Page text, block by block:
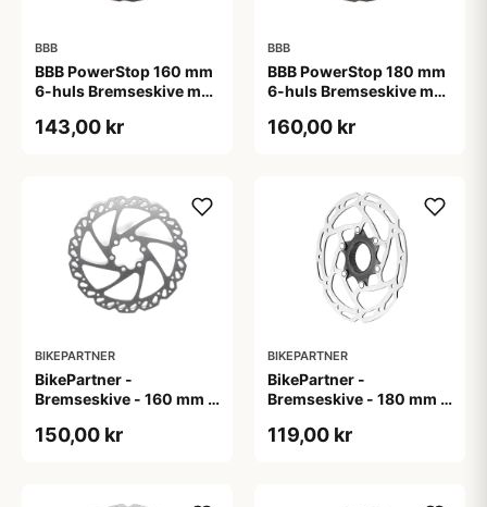
BBB
BBB PowerStop 160 mm
6-huls Bremseskive med
143,00 kr
BBB
BBB PowerStop 180 mm
6-huls Bremseskive med
160,00 kr
BIKEPARTNER
BikePartner -
Bremseskive - 160 mm -
150,00 kr
BIKEPARTNER
BikePartner -
Bremseskive - 180 mm -
119,00 kr